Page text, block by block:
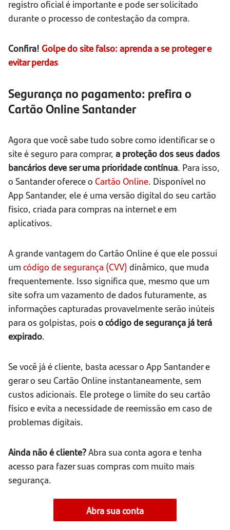
registro oficial é importante e pode ser solicitado
durante o processo de contestação da compra.
Confira! Golpe do site falso: aprenda a se proteger e
evitar perdas
Segurança no pagamento: prefira o
Cartão Online Santander
Agora que você sabe tudo sobre como identificar se o
site é seguro para comprar, a proteção dos seus dados
bancários deve ser uma prioridade contínua. Para isso,
o Santander oferece o Cartão Online. Disponível no
App Santander, ele é uma versão digital do seu cartão
físico, criada para compras na internet e em
aplicativos.
A grande vantagem do Cartão Online é que ele possui
um código de segurança (CVV) dinâmico, que muda
frequentemente. Isso significa que, mesmo que um
site sofra um vazamento de dados futuramente, as
informações capturadas provavelmente serão inúteis
para os golpistas, pois o código de segurança já terá
expirado.
Se você já é cliente, basta acessar o App Santander e
gerar o seu Cartão Online instantaneamente, sem
custos adicionais. Ele protege o limite do seu cartão
físico e evita a necessidade de reemissão em caso de
problemas digitais.
Ainda não é cliente?Abra sua conta agora e tenha
acesso para fazer suas compras com muito mais
segurança.
Abra sua conta